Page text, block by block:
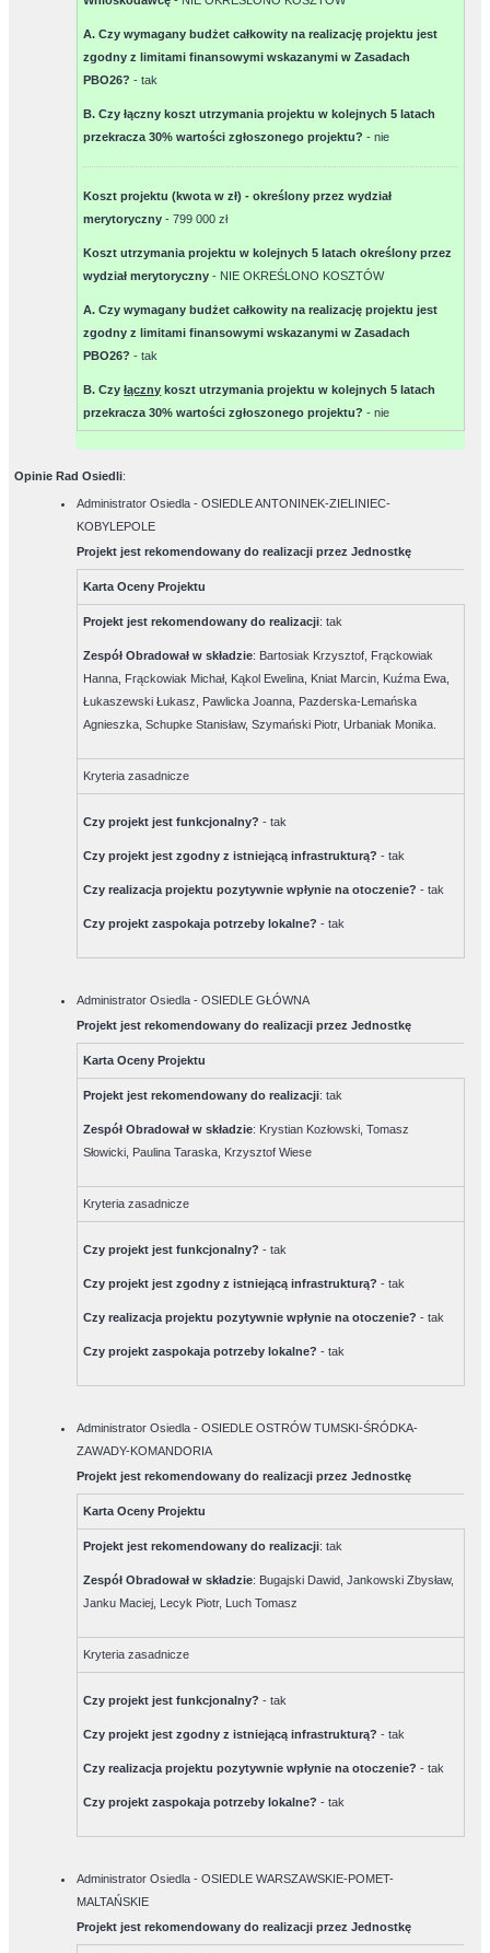
A. Czy wymagany budżet całkowity na realizację projektu jest
zgodny z limitami finansowymi wskazanymi w Zasadach
PBO26?-tak
B. Czy łączny koszt utrzymania projektu w kolejnych 5 latach
przekracza 30% wartości zgłoszonego projektu?-nie
Koszt projektu (kwota w zł) - określony przez wydział
merytoryczny -799 000 zł
Koszt utrzymania projektu w kolejnych 5 latach określony przez
wydział merytoryczny - NIE OKREŚLONO KOSZTÓW
A. Czy wymagany budżet całkowity na realizację projektu jest
zgodny z limitami finansowymi wskazanymi w Zasadach
PBO26?-tak
B. Czyłączny koszt utrzymania projektu w kolejnych 5 latach
przekracza 30% wartości zgłoszonego projektu?-nie
Opinie Rad Osiedli:
Administrator Osiedla - OSIEDLE ANTONINEK-ZIELINIEC-
KOBYLEPOLE
Projekt jest rekomendowany do realizacji przez Jednostkę
Karta Oceny Projektu
Projekt jest rekomendowany do realizacji:tak
Zespół Obradował w składzie: Bartosiak Krzysztof, Frąckowiak
Hanna, Frąckowiak Michał, Kąkol Ewelina, Kniat Marcin, Kuźma Ewa,
Łukaszewski Łukasz, Pawlicka Joanna, Pazderska-Lemańska
Agnieszka, Schupke Stanisław, Szymański Piotr, Urbaniak Monika.
Kryteria zasadnicze
Czy projekt jest funkcjonalny?-tak
Czy projekt jest zgodny z istniejącą infrastrukturą?-tak
Czy realizacja projektu pozytywnie wpłynie na otoczenie?-tak
Czy projekt zaspokaja potrzeby lokalne?-tak
Administrator Osiedla - OSIEDLE GŁÓWNA
Projekt jest rekomendowany do realizacji przez Jednostkę
Karta Oceny Projektu
Projekt jest rekomendowany do realizacji:tak
Zespół Obradował w składzie: Krystian Kozłowski, Tomasz
Słowicki, Paulina Taraska, Krzysztof Wiese
Kryteria zasadnicze
Czy projekt jest funkcjonalny?-tak
Czy projekt jest zgodny z istniejącą infrastrukturą?-tak
Czy realizacja projektu pozytywnie wpłynie na otoczenie?-tak
Czy projekt zaspokaja potrzeby lokalne?-tak
Administrator Osiedla - OSIEDLE OSTRÓW TUMSKI-ŚRÓDKA-
ZAWADY-KOMANDORIA
Projekt jest rekomendowany do realizacji przez Jednostkę
Karta Oceny Projektu
Projekt jest rekomendowany do realizacji:tak
Zespół Obradował w składzie: Bugajski Dawid, Jankowski Zbysław,
Janku Maciej, Lecyk Piotr, Luch Tomasz
Kryteria zasadnicze
Czy projekt jest funkcjonalny?-tak
Czy projekt jest zgodny z istniejącą infrastrukturą?-tak
Czy realizacja projektu pozytywnie wpłynie na otoczenie?-tak
Czy projekt zaspokaja potrzeby lokalne?-tak
Administrator Osiedla - OSIEDLE WARSZAWSKIE-POMET-
MALTAŃSKIE
Projekt jest rekomendowany do realizacji przez Jednostkę